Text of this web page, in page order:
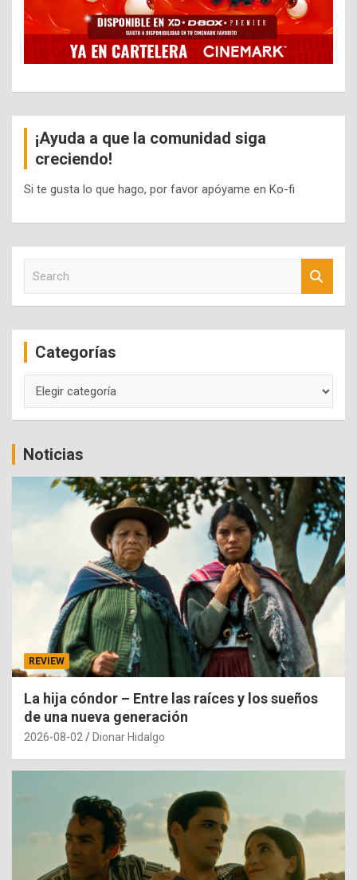
¡Ayuda a que la comunidad siga
creciendo!
Si te gusta lo que hago, por favor apóyame en Ko-fi
c
Categorías
Noticias
REVIEW
La hija cóndor – Entre las raíces y los sueños
de una nueva generación
2026-08-02 Dionar Hidalgo